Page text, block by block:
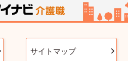
サイトマップ